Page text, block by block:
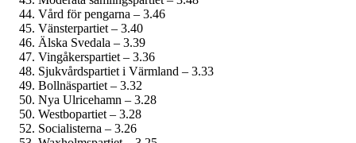
Vård för pengarna – 3.46
Vänsterpartiet – 3.40
Älska Svedala – 3.39
Vingåkerspartiet – 3.36
Sjukvårdspartiet i Värmland – 3.33
Bollnäspartiet – 3.32
Nya Ulricehamn – 3.28
Westbopartiet – 3.28
Socialisterna – 3.26